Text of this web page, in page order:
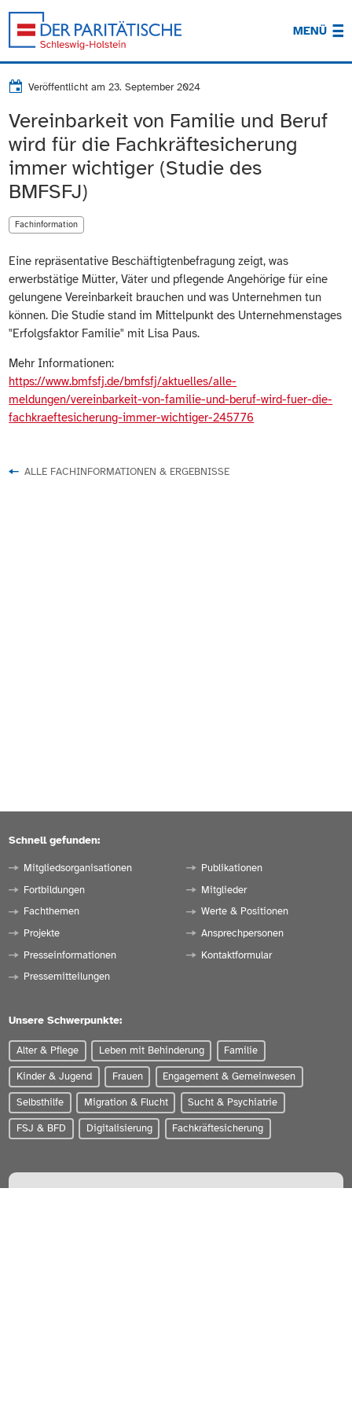
MENÜ
Veröffentlicht am23. September 2024
Vereinbarkeit von Familie und Beruf
wird für die Fachkräftesicherung
immer wichtiger (Studie des
BMFSFJ)
Fachinformation
Eine repräsentative Beschäftigtenbefragung zeigt, was
erwerbstätige Mütter, Väter und pflegende Angehörige für eine
gelungene Vereinbarkeit brauchen und was Unternehmen tun
können. Die Studie stand im Mittelpunkt des Unternehmenstages
"Erfolgsfaktor Familie" mit Lisa Paus.
Mehr Informationen:
https://www.bmfsfj.de/bmfsfj/aktuelles/alle-
meldungen/vereinbarkeit-von-familie-und-beruf-wird-fuer-die-
fachkraeftesicherung-immer-wichtiger-245776
ALLE FACHINFORMATIONEN & ERGEBNISSE
Schnell gefunden:
Mitgliedsorganisationen
Fortbildungen
Fachthemen
Projekte
Presseinformationen
Pressemitteilungen
Publikationen
Mitglieder
Werte & Positionen
Ansprechpersonen
Kontaktformular
Unsere Schwerpunkte:
Alter & Pflege Leben mit Behinderung Familie
Kinder & Jugend Frauen Engagement & Gemeinwesen
Selbsthilfe Migration & Flucht Sucht & Psychiatrie
FSJ & BFD Digitalisierung Fachkräftesicherung